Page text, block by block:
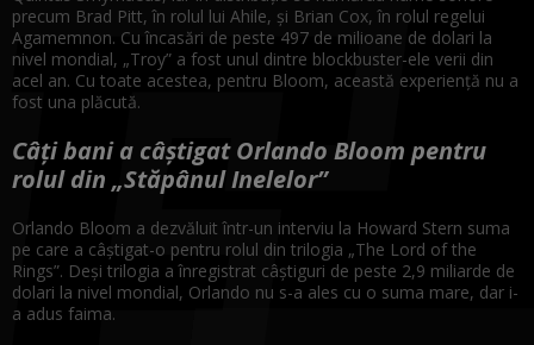
precum Brad Pitt, în rolul lui Ahile, și Brian Cox, în rolul regelui
Agamemnon. Cu încasări de peste 497 de milioane de dolari la
nivel mondial, „Troy” a fost unul dintre blockbuster-ele verii din
acel an. Cu toate acestea, pentru Bloom, această experiență nu a
fost una plăcută.
Câți bani a câștigat Orlando Bloom pentru
rolul din „Stăpânul Inelelor”
Orlando Bloom a dezvăluit într-un interviu la Howard Stern suma
pe care a câștigat-o pentru rolul din trilogia „The Lord of the
Rings”. Deși trilogia a înregistrat câștiguri de peste 2,9 miliarde de
dolari la nivel mondial, Orlando nu s-a ales cu o suma mare, dar i-
a adus faima.